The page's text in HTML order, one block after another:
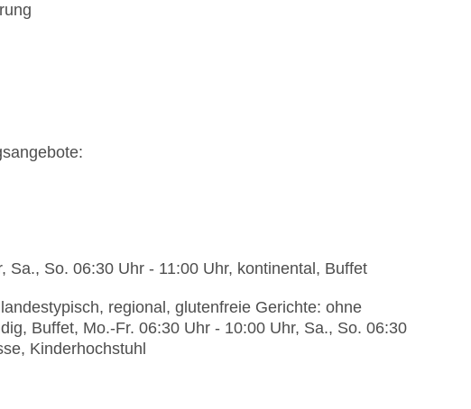
Sa., So. 06:30 Uhr - 11:00 Uhr, kontinental, Buffet
regional, glutenfreie Gerichte: ohne
Buffet, Mo.-Fr. 06:30 Uhr - 10:00 Uhr, Sa., So. 06:30
Kinderhochstuhl